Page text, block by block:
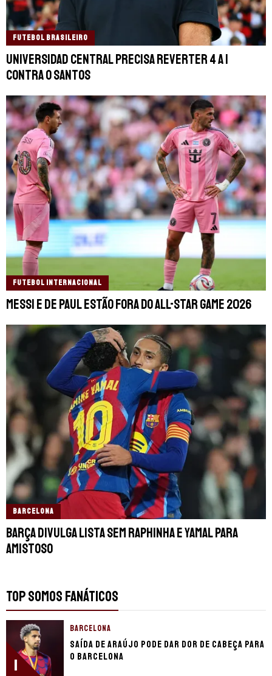
FUTEBOL BRASILEIRO
Universidad Central precisa reverter 4 a 1
contra o Santos
FUTEBOL INTERNACIONAL
Messi e De Paul estão fora do All-Star Game 2026
BARCELONA
Barça divulga lista sem Raphinha e Yamal para
amistoso
TOP SOMOS FANÁTICOS
1
BARCELONA
Saída de Araújo pode dar dor de cabeça para
o Barcelona